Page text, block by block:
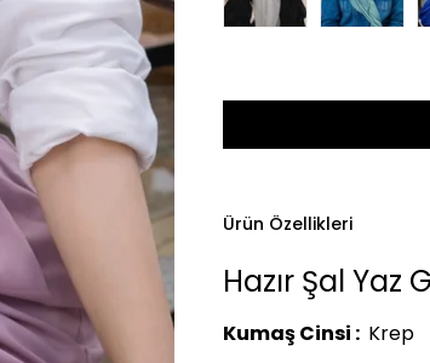
Ürün Özellikleri
Hazır Şal Yaz
Kumaş Cinsi : Krep